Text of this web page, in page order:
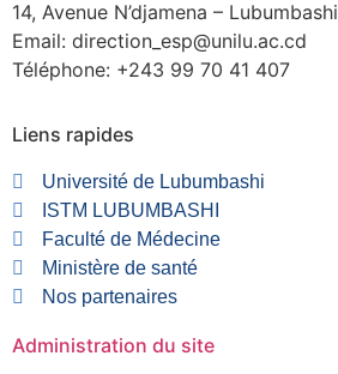
14, Avenue N’djamena – Lubumbashi
Email: direction_esp@unilu.ac.cd
Téléphone: +243 99 70 41 407
Liens rapides
Université de Lubumbashi
ISTM LUBUMBASHI
Faculté de Médecine
Ministère de santé
Nos partenaires
Administration du site